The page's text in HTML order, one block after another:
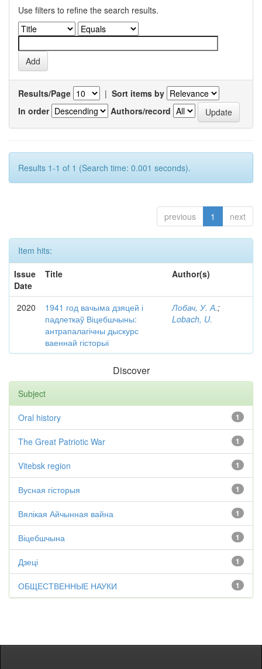
Use filters to refine the search results.
Results/Page | Sort items by
In order
Authors/record
Results 1-1 of 1 (Search time: 0.001 seconds).
previous 1 next
Item hits:
Issue
Date
Title Author(s)
2020
1941 год вачыма дзяцей і
падлеткаў Віцебшчыны:
антрапалагічны дыскурс
ваеннай гісторыі
Лобач, У. А.;
Lobach, U.
Discover
Subject
1
Oral history
1
The Great Patriotic War
1
Vitebsk region
1
Вусная гісторыя
1
Вялікая Айчынная вайна
1
Віцебшчына
1
Дзеці
1
ОБЩЕСТВЕННЫЕ НАУКИ